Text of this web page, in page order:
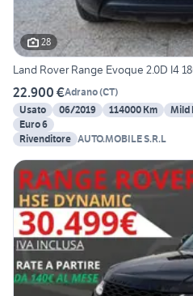
28
Land Rover Range Evoque 2.0D I4
22.900 €Adrano(CT)
Usato
06/2019 114000 Km Mild
Euro 6
Rivenditore AUTO.MOBILE S.R.L